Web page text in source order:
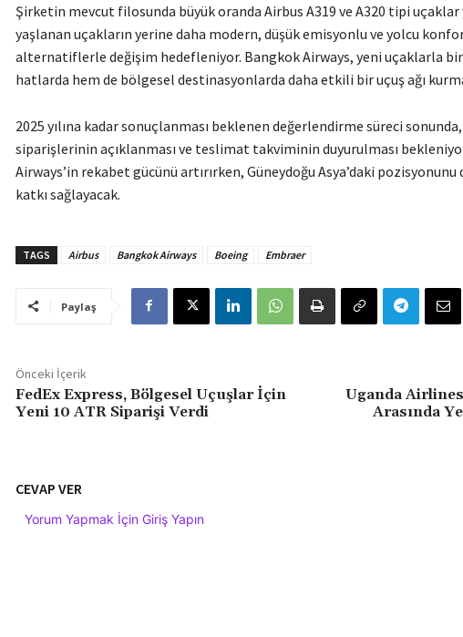
Şirketin mevcut filosunda büyük oranda Airbus A319 ve A320 tipi uçaklar
yaşlanan uçakların yerine daha modern, düşük emisyonlu ve yolcu
alternatiflerle değişim hedefleniyor. Bangkok Airways, yeni uçaklarla
hatlarda hem de bölgesel destinasyonlarda daha etkili bir uçuş ağı
2025 yılına kadar sonuçlanması beklenen değerlendirme süreci
siparişlerinin açıklanması ve teslimat takviminin duyurulması
Airways’in rekabet gücünü artırırken, Güneydoğu Asya’daki
katkı sağlayacak.
TAGS Airbus Bangkok Airways Boeing Embraer
Paylaş
Önceki İçerik
FedEx Express, Bölgesel Uçuşlar İçin
Yeni 10 ATR Siparişi Verdi
Uganda
Arasında
CEVAP VER
Yorum Yapmak İçin Giriş Yapın